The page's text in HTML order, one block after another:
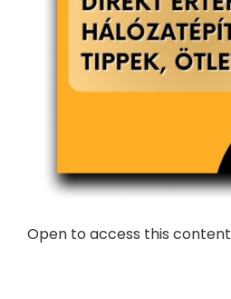
Open to access this content